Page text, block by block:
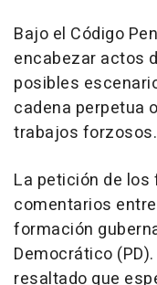
Bajo el Código
encabezar actos
posibles
cadena perpetua
trabajos forzosos.
La petición de
comentarios
formación
Democrático
resaltado que